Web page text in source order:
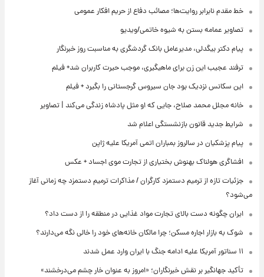
خط مقدم نابرابر روایت‌ها؛ مصائب دفاع از حریم افکار عمومی
تصاویر عمامه بستن به شیوه خاتمی/ویدیو
پیام دکتر بیگدلی، مدیرعامل بانک گردشگری به مناسبت روز خبرنگار
ترفند عجیب این زن برای ماهیگیری، موجب حیرت کاربران شد+ فیلم
این سکانس نزدیک بود جان سیروس گرجستانی را بگیرد + فیلم
خانه مجلل محمد صلاح، جایی که او مثل پادشاه زندگی می‌کند | تصاویر
شرایط جدید قانون بازنشستگی اعلام شد
پیام پزشکیان در سالروز بمباران اتمی آمریکا علیه ژاپن
افشاگری هولناک بهنوش بختیاری از تجارت موی اجساد + عکس
جزئیات تازه از ترمیم دستمزد کارگران / مذاکرات ترمیم دستمزد چه زمانی آغاز
می‌شود؟
ایران چگونه دست بالای تجارت مواد غذایی در منطقه را از دست داد؟
شوک به بازار اجاره مسکن؛ چرا مالکان خانه‌های خود را خالی نگه می‌دارند؟
۱۱ سناتور آمریکا علیه ادامه جنگ با ایران وارد عمل شدند
تأکید جهانگیر بر نقش خبرنگاران؛ «امروز به عنوان خار چشم می‌درخشند»